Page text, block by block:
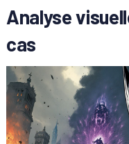
Analyse
cas